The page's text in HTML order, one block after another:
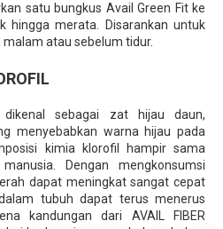
satu bungkus Avail Green Fit ke
hingga merata. Disarankan untuk
atau sebelum tidur.
sebagai zat hijau daun,
menyebabkan warna hijau pada
kimia klorofil hampir sama
Dengan mengkonsumsi
dapat meningkat sangat cepat
tubuh dapat terus menerus
kandungan dari AVAIL FIBER